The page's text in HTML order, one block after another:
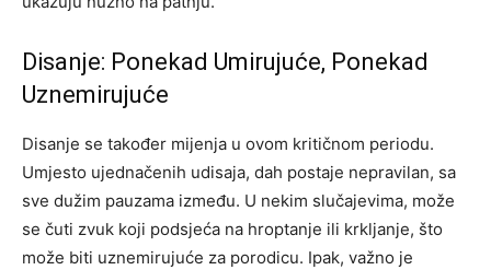
Disanje: Ponekad Umirujuće, Ponekad
Uznemirujuće
Disanje se također mijenja u ovom kritičnom periodu.
Umjesto ujednačenih udisaja, dah postaje nepravilan, sa
sve dužim pauzama između. U nekim slučajevima, može
se čuti zvuk koji podsjeća na hroptanje ili krkljanje, što
može biti uznemirujuće za porodicu. Ipak, važno je